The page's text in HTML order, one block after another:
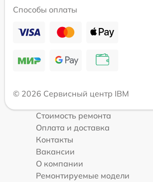
Способы оплаты
© 2026 Сервисный центр IBM
Стоимость ремонта
Оплата и доставка
Контакты
Вакансии
О компании
Ремонтируемые модели